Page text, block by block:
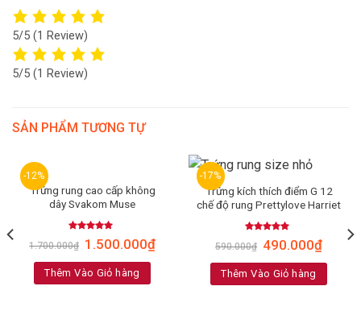
5/5 (1 Review)
5/5 (1 Review)
SẢN PHẨM TƯƠNG TỰ
-12%
Trứng rung cao cấp không
dây Svakom Muse
Rated
4.88
out of 5
1.700.000₫ 1.500.000₫
Thêm Vào Giỏ hàng
-17%
Trứng kích thích điểm G 12
chế độ rung Prettylove Harriet
Rated 5.00
out of 5
590.000₫ 490.000₫
Thêm Vào Giỏ hàng